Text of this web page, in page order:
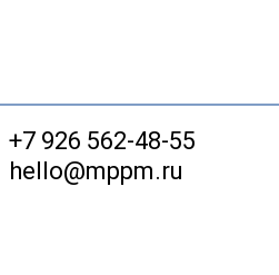
+7 926 562-48-55
hello@mppm.ru